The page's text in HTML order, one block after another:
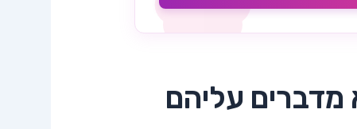
מדברים עליהם